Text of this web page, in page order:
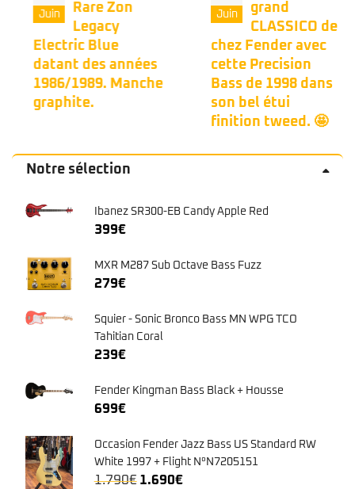
Juin
Rare Zon
Legacy
Electric Blue
datant des années
1986/1989. Manche
graphite.
Juin
grand
CLASSICO de
chez Fender avec
cette Precision
Bass de 1998 dans
son bel étui
finition tweed. 🤩
Notre sélection
Ibanez SR300-EB Candy Apple Red
399€
MXR M287 Sub Octave Bass Fuzz
279€
Squier - Sonic Bronco Bass MN WPG TCO
Tahitian Coral
239€
Fender Kingman Bass Black + Housse
699€
Occasion Fender Jazz Bass US Standard RW
White 1997 + Flight N°N7205151
1.790€ Le
1.690€Le